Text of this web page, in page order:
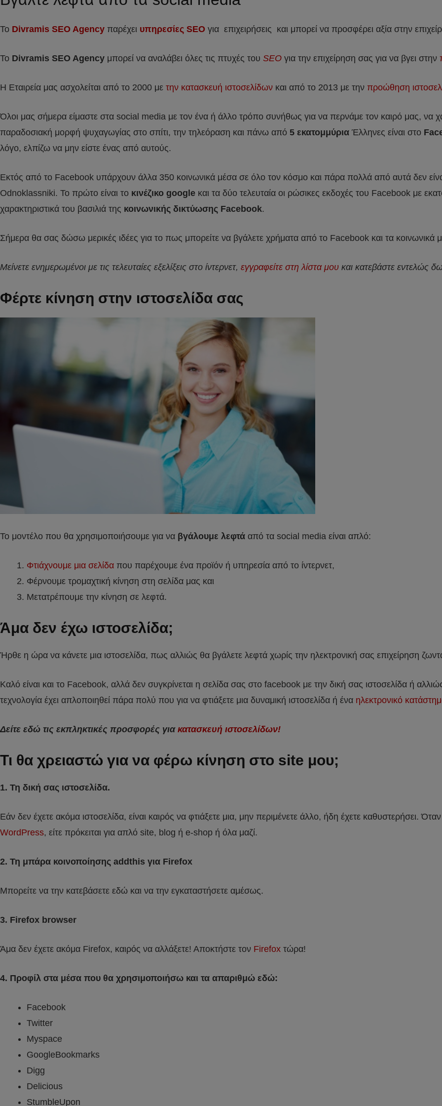
Το Divramis SEO Agency παρέχει υπηρεσίες SEO για επιχειρήσεις και μπορεί να προσφέρει αξία στην
Το Divramis SEO Agency μπορεί να αναλάβει όλες τις πτυχές του SEO για την επιχείρηση σας για να βγει στην
Η Εταιρεία μας ασχολείται από το 2000 με την κατασκευή ιστοσελίδων και από το 2013 με την προώθηση
Όλοι μας σήμερα είμαστε στα social media με τον ένα ή άλλο τρόπο συνήθως για να περνάμε τον καιρό μας, να
παραδοσιακή μορφή ψυχαγωγίας στο σπίτι, την τηλεόραση και πάνω από 5 εκατομμύρια Έλληνες είναι στο
λόγο, ελπίζω να μην είστε ένας από αυτούς.
Εκτός από το Facebook υπάρχουν άλλα 350 κοινωνικά μέσα σε όλο τον κόσμο και πάρα πολλά από αυτά δεν
Odnoklassniki. Το πρώτο είναι το κινέζικο google και τα δύο τελευταία οι ρώσικες εκδοχές του Facebook με
χαρακτηριστικά του βασιλιά της κοινωνικής δικτύωσης Facebook.
Σήμερα θα σας δώσω μερικές ιδέες για το πως μπορείτε να βγάλετε χρήματα από το Facebook και τα
Μείνετε ενημερωμένοι με τις τελευταίες εξελίξεις στο ίντερνετ, εγγραφείτε στη λίστα μου και κατεβάστε εντελώς
Φέρτε κίνηση στην ιστοσελίδα σας
Το μοντέλο που θα χρησιμοποιήσουμε για να βγάλουμε λεφτά από τα social media είναι απλό:
Φτιάχνουμε μια σελίδα που παρέχουμε ένα προϊόν ή υπηρεσία από το ίντερνετ,
Φέρνουμε τρομαχτική κίνηση στη σελίδα μας και
Μετατρέπουμε την κίνηση σε λεφτά.
Άμα δεν έχω ιστοσελίδα;
Ήρθε η ώρα να κάνετε μια ιστοσελίδα, πως αλλιώς θα βγάλετε λεφτά χωρίς την ηλεκτρονική σας επιχείρηση
Καλό είναι και το Facebook, αλλά δεν συγκρίνεται η σελίδα σας στο facebook με την δική σας ιστοσελίδα ή
τεχνολογία έχει απλοποιηθεί πάρα πολύ που για να φτιάξετε μια δυναμική ιστοσελίδα ή ένα ηλεκτρονικό
Δείτε εδώ τις εκπληκτικές προσφορές για κατασκευή ιστοσελίδων!
Τι θα χρειαστώ για να φέρω κίνηση στο site μου;
1. Τη δική σας ιστοσελίδα.
Εάν δεν έχετε ακόμα ιστοσελίδα, είναι καιρός να φτιάξετε μια, μην περιμένετε άλλο, ήδη έχετε καθυστερήσει.
WordPress, είτε πρόκειται για απλό site, blog ή e-shop ή όλα μαζί.
2. Τη μπάρα κοινοποίησης addthis για Firefox
Μπορείτε να την κατεβάσετε εδώ και να την εγκαταστήσετε αμέσως.
3. Firefox browser
Άμα δεν έχετε ακόμα Firefox, καιρός να αλλάξετε! Αποκτήστε τον Firefox τώρα!
4. Προφίλ στα μέσα που θα χρησιμοποιήσω και τα απαριθμώ εδώ:
Facebook
Twitter
Myspace
GoogleBookmarks
Digg
Delicious
StumbleUpon